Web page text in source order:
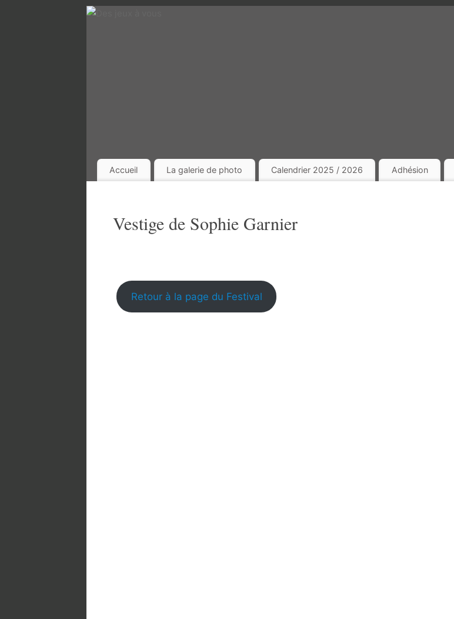
Accueil La galerie de photo Calendrier 2025 / 2026 Adhésion
Vestige de Sophie Garnier
Retour à la page du Festival